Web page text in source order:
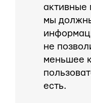
активные
мы
не
меньшее
есть.